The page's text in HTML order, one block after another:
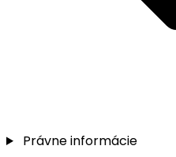
Právne informácie